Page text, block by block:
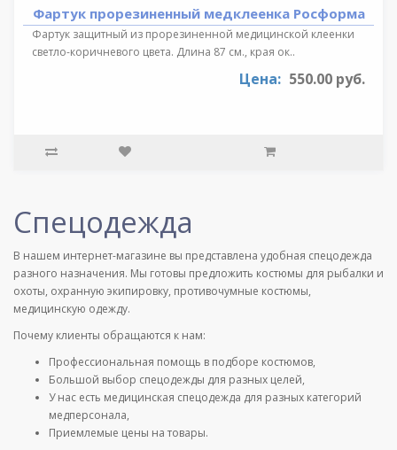
Фартук прорезиненный медклеенка Росформа
Фартук защитный из прорезиненной медицинской клеенки
светло-коричневого цвета. Длина 87 см., края ок..
Цена: 550.00 руб.
Спецодежда
В нашем интернет-магазине вы представлена удобная спецодежда
разного назначения. Мы готовы предложить костюмы для рыбалки и
охоты, охранную экипировку, противочумные костюмы,
медицинскую одежду.
Почему клиенты обращаются к нам:
Профессиональная помощь в подборе костюмов,
Большой выбор спецодежды для разных целей,
У нас есть медицинская спецодежда для разных категорий
медперсонала,
Приемлемые цены на товары.